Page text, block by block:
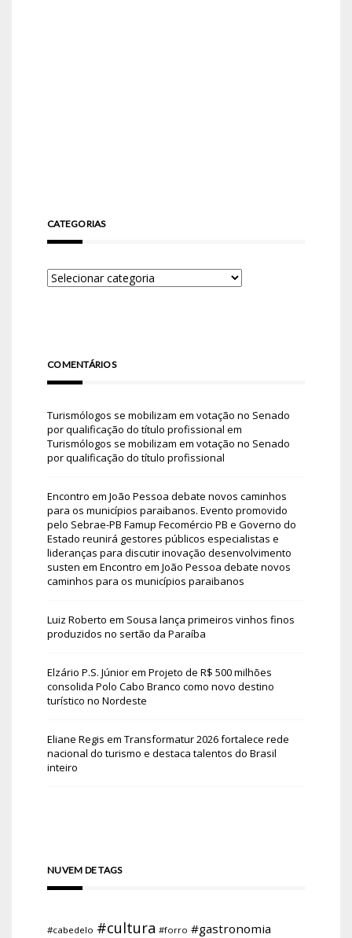
CATEGORIAS
COMENTÁRIOS
Turismólogos se mobilizam em votação no Senado
por qualificação do título profissional em
Turismólogos se mobilizam em votação no Senado
por qualificação do título profissional
Encontro em João Pessoa debate novos caminhos
para os municípios paraibanos. Evento promovido
pelo Sebrae-PB Famup Fecomércio PB e Governo do
Estado reunirá gestores públicos especialistas e
lideranças para discutir inovação desenvolvimento
susten em Encontro em João Pessoa debate novos
caminhos para os municípios paraibanos
Luiz Roberto em Sousa lança primeiros vinhos finos
produzidos no sertão da Paraíba
Elzário P.S. Júniorem Projeto de R$ 500 milhões
consolida Polo Cabo Branco como novo destino
turístico no Nordeste
Eliane Regis em Transformatur 2026 fortalece rede
nacional do turismo e destaca talentos do Brasil
inteiro
NUVEM DE TAGS
#cabedelo #cultura #forro #gastronomia